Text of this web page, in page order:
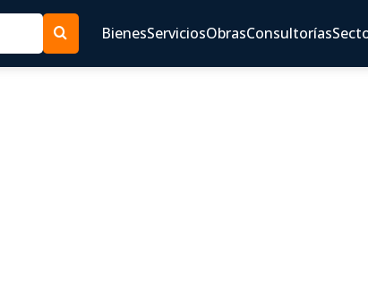
BienesServiciosObrasConsultorías